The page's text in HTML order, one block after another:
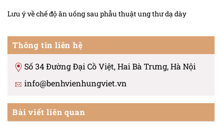
Lưu ý về chế độ ăn uống sau phẫu thuật ung thư dạ dày
Thông tin liên hệ
Số 34 Đường Đại Cồ Việt, Hai Bà Trưng, Hà Nội
info@benhvienhungviet.vn
Bài viết liên quan